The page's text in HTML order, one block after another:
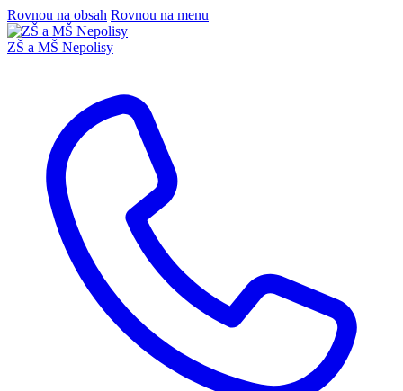
Rovnou na obsah Rovnou na menu
ZŠ a MŠ Nepolisy